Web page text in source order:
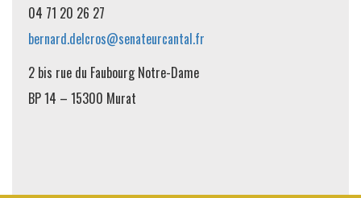
04 71 20 26 27
bernard.delcros@senateurcantal.fr
2 bis rue du Faubourg Notre-Dame
BP 14 – 15300 Murat